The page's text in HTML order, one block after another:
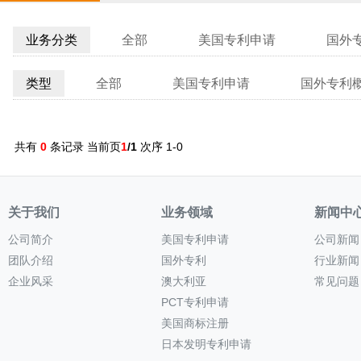
业务分类 全部 美国专利申请 国外
类型 全部 美国专利申请 国外专利
共有 0 条记录 当前页1/1 次序 1-0
关于我们
公司简介
团队介绍
企业风采
业务领域
美国专利申请
国外专利
澳大利亚
PCT专利申请
美国商标注册
日本发明专利申请
新闻中
公司新闻
行业新闻
常见问题